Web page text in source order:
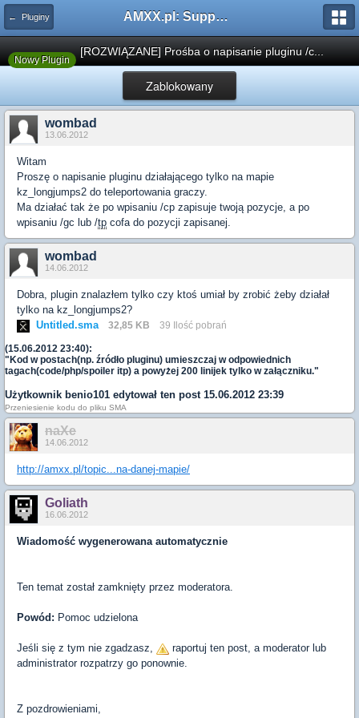
← Pluginy AMXX.pl: Support AMX Mod X i SourceMod
Nowy Plugin
[ROZWIĄZANE] Prośba o napisanie pluginu /c...
Zablokowany
wombad
13.06.2012
Witam
Proszę o napisanie pluginu działającego tylko na mapie
kz_longjumps2 do teleportowania graczy.
Ma działać tak że po wpisaniu /cp zapisuje twoją pozycje, a po
wpisaniu /gc lub /tp cofa do pozycji zapisanej.
wombad
14.06.2012
Dobra, plugin znalazłem tylko czy ktoś umiał by zrobić żeby działał
tylko na kz_longjumps2?
Untitled.sma
32,85 KB 39 Ilość pobrań
(15.06.2012 23:40):
"Kod w postach(np. źródło pluginu) umieszczaj w odpowiednich
tagach(code/php/spoiler itp) a powyżej 200 linijek tylko w załączniku."
Użytkownik benio101 edytował ten post 15.06.2012 23:39
Przeniesienie kodu do pliku SMA
naXe
14.06.2012
http://amxx.pl/topic...na-danej-mapie/
Goliath
16.06.2012
Wiadomość wygenerowana automatycznie
Ten temat został zamknięty przez moderatora.
Powód: Pomoc udzielona
Jeśli się z tym nie zgadzasz,
raportuj ten post, a moderator lub
administrator rozpatrzy go ponownie.
Z pozdrowieniami,